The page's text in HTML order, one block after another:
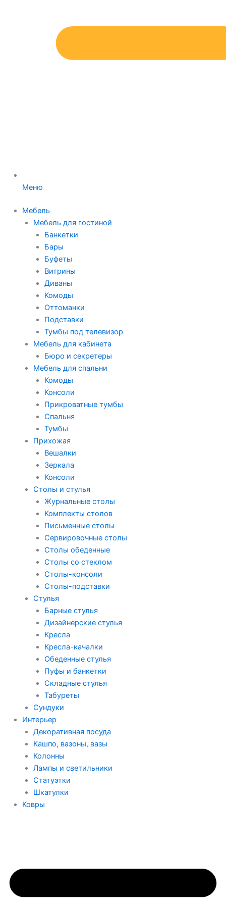
Меню
Мебель
Мебель для гостиной
Банкетки
Бары
Буфеты
Витрины
Диваны
Комоды
Оттоманки
Подставки
Тумбы под телевизор
Мебель для кабинета
Бюро и секретеры
Мебель для спальни
Комоды
Консоли
Прикроватные тумбы
Спальня
Тумбы
Прихожая
Вешалки
Зеркала
Консоли
Столы и стулья
Журнальные столы
Комплекты столов
Письменные столы
Сервировочные столы
Столы обеденные
Столы со стеклом
Столы-консоли
Столы-подставки
Стулья
Барные стулья
Дизайнерские стулья
Кресла
Кресла-качалки
Обеденные стулья
Пуфы и банкетки
Складные стулья
Табуреты
Сундуки
Интерьер
Декоративная посуда
Кашпо, вазоны, вазы
Колонны
Лампы и светильники
Статуэтки
Шкатулки
Ковры